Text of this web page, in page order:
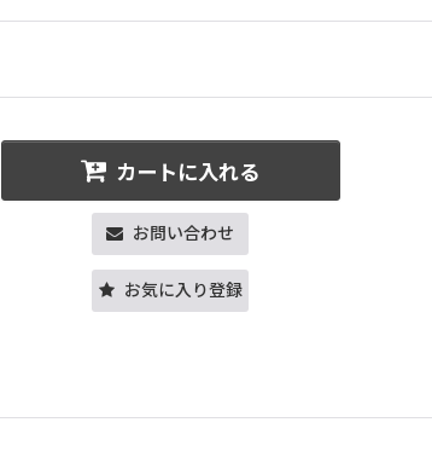
カートに入れる
お問い合わせ
お気に入り登録